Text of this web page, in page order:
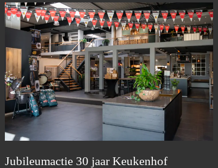
Jubileumactie 30 jaar Keukenhof